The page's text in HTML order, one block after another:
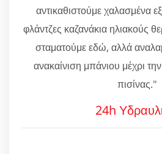
αντικαθιστούμε χαλασμένα
φλάντζες καζανάκια ηλιακούς
σταματούμε εδώ, αλλά
ανακαίνιση μπάνιου μέχρι
πισίνας."
24h